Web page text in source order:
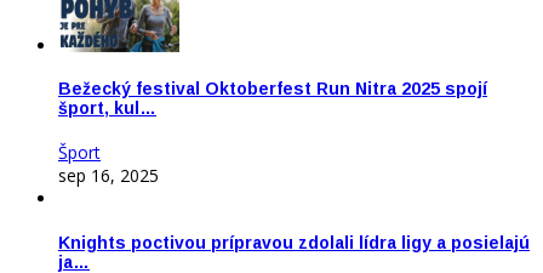
Bežecký festival Oktoberfest Run Nitra 2025 spojí
šport, kul…
Šport
sep 16, 2025
Knights poctivou prípravou zdolali lídra ligy a posielajú
ja…